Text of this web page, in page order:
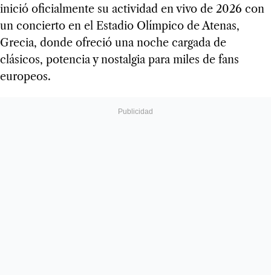
inició oficialmente su actividad en vivo de 2026 con
un concierto en el Estadio Olímpico de Atenas,
Grecia, donde ofreció una noche cargada de
clásicos, potencia y nostalgia para miles de fans
europeos.